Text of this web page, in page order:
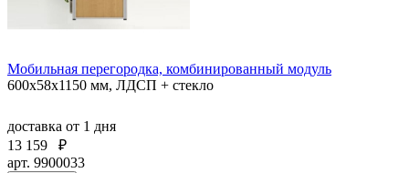
Мобильная перегородка, комбинированный модуль
600х58х1150 мм, ЛДСП + стекло
доставка от 1 дня
13 159
₽
арт. 9900033